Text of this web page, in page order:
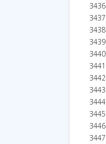
3436
3437
3438
3439
3440
3441
3442
3443
3444
3445
3446
3447